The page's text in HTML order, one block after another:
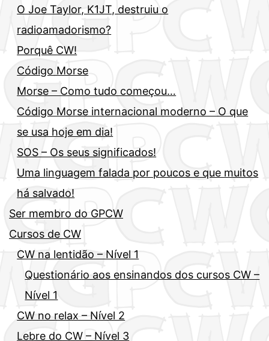
O Joe Taylor, K1JT, destruiu o
radioamadorismo?
Porquê CW!
Código Morse
Morse – Como tudo começou…
Código Morse internacional moderno – O que
se usa hoje em dia!
SOS – Os seus significados!
Uma linguagem falada por poucos e que muitos
há salvado!
Ser membro do GPCW
Cursos de CW
CW na lentidão – Nível 1
Questionário aos ensinandos dos cursos CW –
Nível 1
CW no relax – Nível 2
Lebre do CW – Nível 3